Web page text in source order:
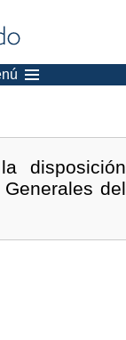
disposición
del